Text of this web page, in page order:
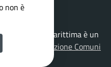
Falconara Marittima è un
Soluzione Comuni
non è